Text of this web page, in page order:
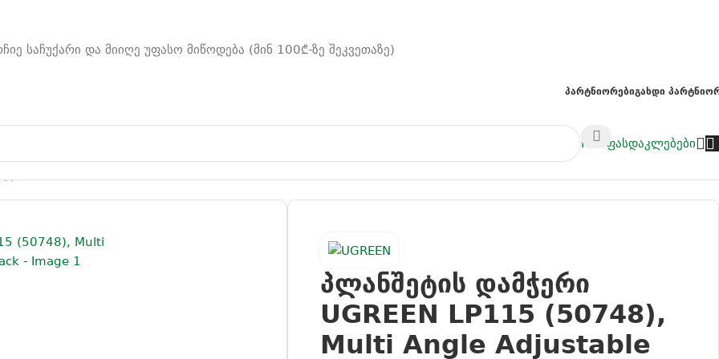
საჩუქარი და მიიღე უფასო მიწოდება (მინ 100₾-ზე შეკვეთაზე)
ᲞარტნიორებიᲒახდი
NAS ფასდაკლებები
პლანშეტის დამჭერი
UGREEN LP115 (50748),
Multi Angle Adjustable